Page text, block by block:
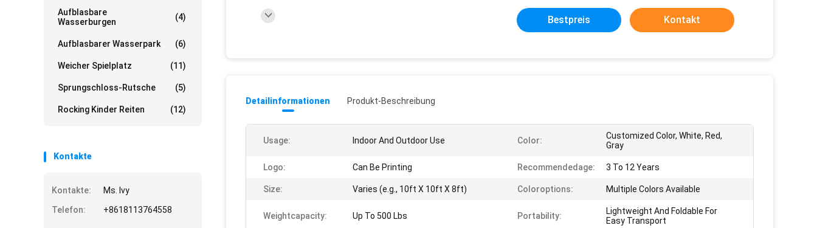
Aufblasbare
Wasserburgen
(4)
Aufblasbarer Wasserpark (6)
Weicher Spielplatz (11)
Sprungschloss-Rutsche (5)
Rocking Kinder Reiten (12)
Kontakte
Kontakte:
Ms. Ivy
Telefon:
+8618113764558
Bestpreis Kontakt
Detailinformationen Produkt-Beschreibung
Usage: Indoor And Outdoor Use Color:
Customized Color, White, Red,
Gray
Logo: Can Be Printing Recommendedage: 3 To 12 Years
Size: Varies (e.g., 10ft X 10ft X 8ft) Coloroptions: Multiple Colors Available
Weightcapacity: Up To 500 Lbs Portability:
Lightweight And Foldable For
Easy Transport